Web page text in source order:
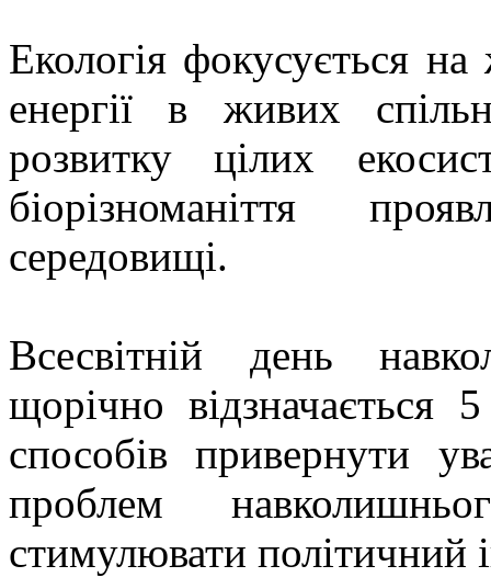
Екологія фокусується на
енергії в живих
розвитку цілих
біорізноманіття
середовищі.
Всесвітній день
щорічно
способів привернути
проблем
стимулювати політичний